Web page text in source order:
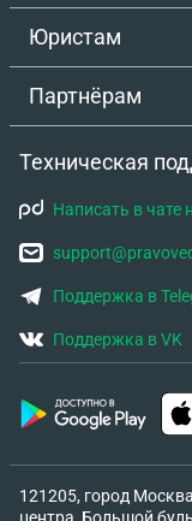
Юристам
Партнёрам
Техническая
Написать в чате
Поддержка в
Поддержка в VK
121205, город